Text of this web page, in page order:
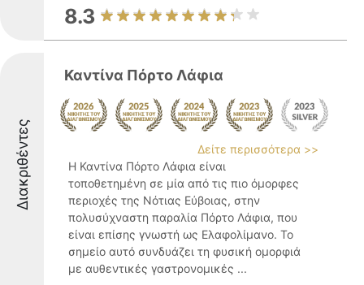
8.3
Διακριθέντες
Καντίνα Πόρτο Λάφια
Δείτε περισσότερα >>
Η Καντίνα Πόρτο Λάφια είναι
τοποθετημένη σε μία από τις πιο όμορφες
περιοχές της Νότιας Εύβοιας, στην
πολυσύχναστη παραλία Πόρτο Λάφια, που
είναι επίσης γνωστή ως Ελαφολίμανο. Το
σημείο αυτό συνδυάζει τη φυσική ομορφιά
με αυθεντικές γαστρονομικές ...